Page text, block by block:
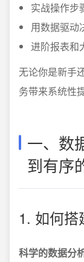
实战操作步
用数据驱动
进阶报表和
无论你是新手
务带来系统性
一、数
到有序
1. 如何
科学的数据分